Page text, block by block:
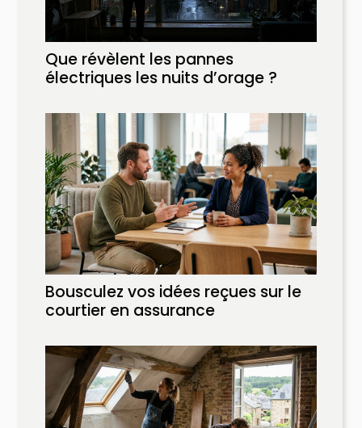
Que révèlent les pannes
électriques les nuits d’orage ?
Bousculez vos idées reçues sur le
courtier en assurance